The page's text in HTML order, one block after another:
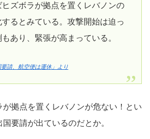
ズボラが拠点を置くレバノンの
るとみている。攻撃開始は迫っ
あり、緊張が高まっている。
請、航空便は運休」より
が拠点を置くレバノンが危ない！とい
要請が出ているのだとか。